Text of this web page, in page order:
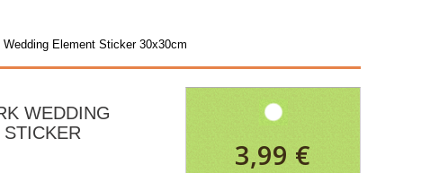
Wedding Element Sticker 30x30cm
WEDDING
3,99 €